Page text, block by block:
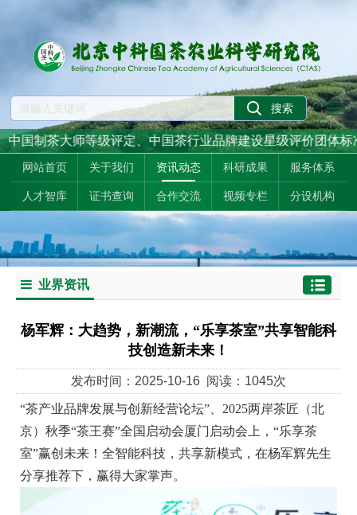
国制茶大师等级评定、中国茶行业品牌建设星级评价团体标
网站首页 关于我们 资讯动态 科研成果 服务体系
人才智库 证书查询 合作交流 视频专栏 分设机构
业界资讯
杨军辉：大趋势，新潮流，“乐享茶室”共享智能科
技创造新未来！
发布时间：2025-10-16 阅读：1045次
“茶产业品牌发展与创新经营论坛”、2025两岸茶匠（北
京）秋季“茶王赛”全国启动会厦门启动会上，“乐享茶
室”赢创未来！全智能科技，共享新模式，在杨军辉先生
分享推荐下，赢得大家掌声。